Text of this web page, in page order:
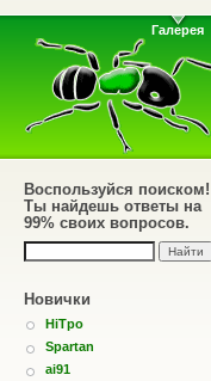
Галерея
Воспользуйся поиском!
Ты найдешь ответы на
99% своих вопросов.
Новички
HiTpo
Spartan
ai91